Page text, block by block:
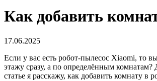
Как добавить
17.06.2025
Если у вас есть робот-пылесос Xiaomi, то
этажу сразу, а по определённым комнатам?
статье я расскажу, как добавить комнату